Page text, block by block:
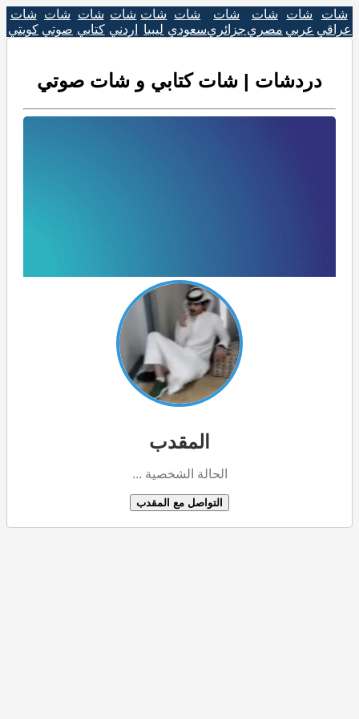
شات
عراقي
شات
عربي
شات
مصري
شات
جزائري
شات
سعودي
شات
ليبيا
شات
اردني
شات
كتابي
شات
صوتي
شات
كويتي
دردشات | شات كتابي و شات صوتي
المقدب
الحالة الشخصية ...
التواصل مع المقدب